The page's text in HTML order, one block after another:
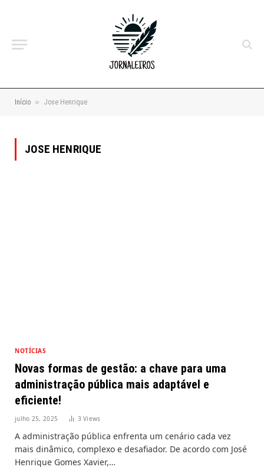
Início » Jose Henrique
JOSE HENRIQUE
NOTÍCIAS
Novas formas de gestão: a chave para uma
administração pública mais adaptável e
eficiente!
julho 25, 2025 3Views
A administração pública enfrenta um cenário cada vez
mais dinâmico, complexo e desafiador. De acordo com José
Henrique Gomes Xavier,…